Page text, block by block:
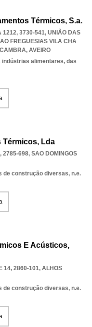
Térmicos, S.a.
1212, 3730-541, UNIÃO DAS
FREGUESIAS VILA CHA
, AVEIRO
indústrias alimentares, das
Térmicos, Lda
2785-698, SAO DOMINGOS
de construção diversas, n.e.
E Acústicos,
14, 2860-101, ALHOS
de construção diversas, n.e.